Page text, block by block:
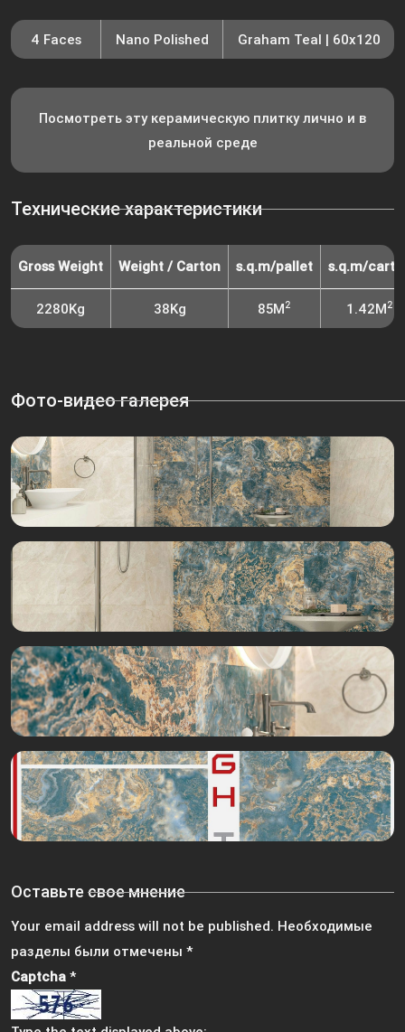
4 Faces Nano Polished Graham Teal | 60x120
Посмотреть эту керамическую плитку лично и в
реальной среде
Технические характеристики
Gross Weight Weight / Carton s.q.m/pallet s.q.m/
2280Kg 38Kg 85M2 1.42M2
Фото-видео галерея
Оставьте свое мнение
Your email address will not be published. Необходимые
разделы были отмечены *
Captcha *